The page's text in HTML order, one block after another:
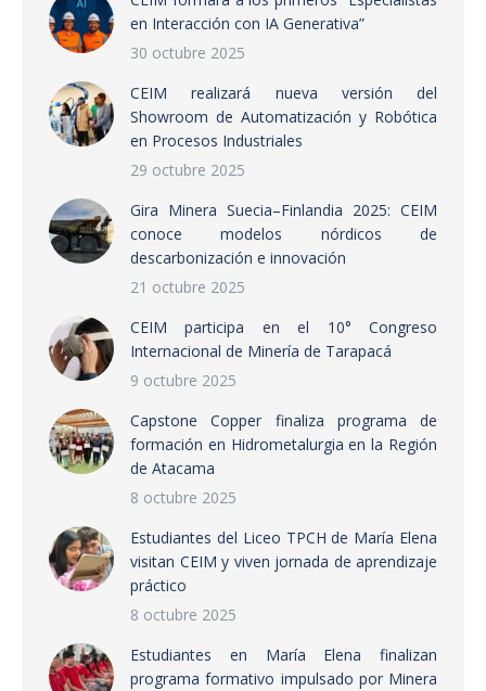
en Interacción con IA Generativa”
30 octubre 2025
CEIM realizará nueva versión del
Showroom de Automatización y Robótica
en Procesos Industriales
29 octubre 2025
Gira Minera Suecia–Finlandia 2025: CEIM
conoce modelos nórdicos de
descarbonización e innovación
21 octubre 2025
CEIM participa en el 10° Congreso
Internacional de Minería de Tarapacá
9 octubre 2025
Capstone Copper finaliza programa de
formación en Hidrometalurgia en la Región
de Atacama
8 octubre 2025
Estudiantes del Liceo TPCH de María Elena
visitan CEIM y viven jornada de aprendizaje
práctico
8 octubre 2025
Estudiantes en María Elena finalizan
programa formativo impulsado por Minera